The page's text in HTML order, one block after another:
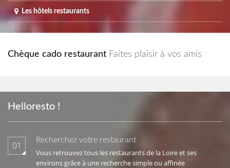
Les hôtels restaurants
Chèque cado restaurant Faites plaisir à vos amis
Helloresto !
01 Recherchez votre restaurant
Vous retrouvez tous les restaurants de la Loire et ses
environs grâce à une recherche simple ou affinée